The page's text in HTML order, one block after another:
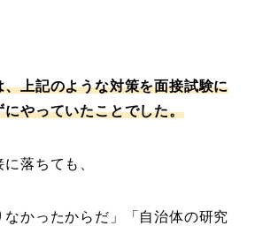
上記のような対策を面接試験に
にやっていたことでした。
落ちても、
なかったからだ」「自治体の研究